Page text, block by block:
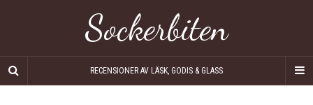
Sockerbiten
RECENSIONER AV LÄSK, GODIS & GLASS